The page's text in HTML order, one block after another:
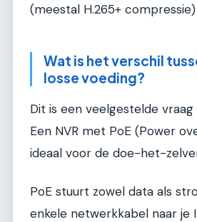
(meestal H.265+
Wat is het verschil
losse voeding?
Dit is een veelgestelde vraag
Een NVR met PoE (Power
ideaal voor de doe-het-
PoE stuurt zowel data als
enkele netwerkkabel naar je